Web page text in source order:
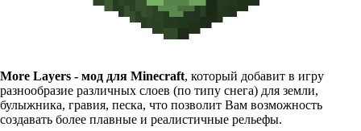
More Layers - мод для Minecraft, который добавит в игру
разнообразие различных слоев (по типу снега) для земли,
булыжника, гравия, песка, что позволит Вам возможность
создавать более плавные и реалистичные рельефы.